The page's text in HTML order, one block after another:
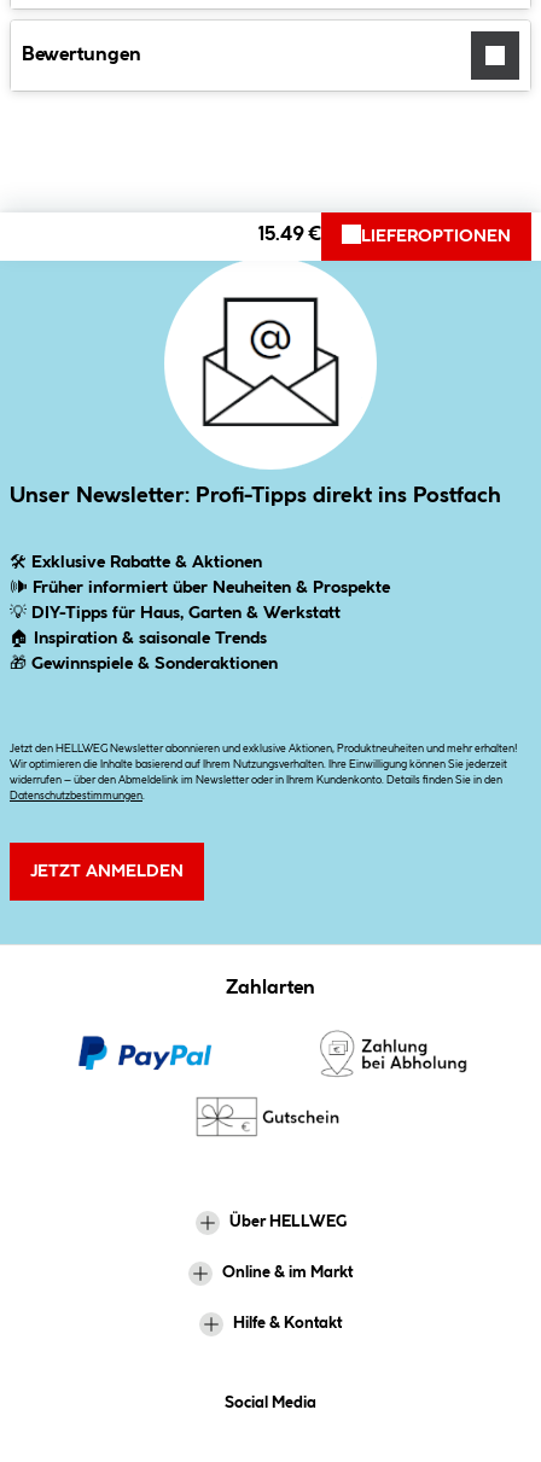
Bewertungen
15.49 € LIEFEROPTIONEN
Unser Newsletter: Profi-Tipps direkt ins Postfach
🛠 Exklusive Rabatte & Aktionen
🕪 Früher informiert über Neuheiten & Prospekte
💡 DIY-Tipps für Haus, Garten & Werkstatt
🏠
Inspiration & saisonale Trends
🎁 Gewinnspiele & Sonderaktionen
Jetzt den HELLWEG Newsletter abonnieren und exklusive Aktionen, Produktneuheiten und mehr erhalten!
Wir optimieren die Inhalte basierend auf Ihrem Nutzungsverhalten. Ihre Einwilligung können Sie jederzeit
widerrufen – über den Abmeldelink im Newsletter oder in Ihrem Kundenkonto. Details finden Sie in den
Datenschutzbestimmungen.
JETZT ANMELDEN
Zahlarten
Über HELLWEG
Online & im Markt
Hilfe & Kontakt
Social Media